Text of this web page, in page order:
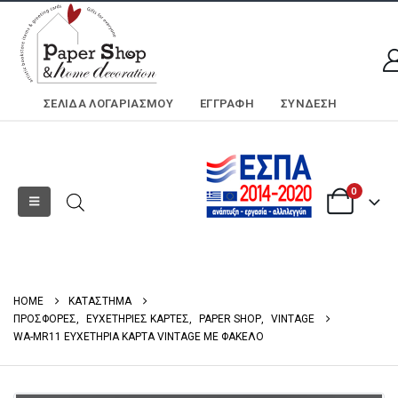
ΣΕΛΊΔΑ ΛΟΓΑΡΙΑΣΜΟΎ ΕΓΓΡΑΦΗ ΣΎΝΔΕΣΗ
0
HOME
ΚΑΤΑΣΤΗΜΑ
ΠΡΟΣΦΟΡΕΣ
ΕΥΧΕΤΗΡΙΕΣ ΚΑΡΤΕΣ PAPER SHOP
VINTAGE
WA-MR11 ΕΥΧΕΤΗΡΙΑ ΚΑΡΤΑ VINTAGE ΜΕ ΦΑΚΕΛΟ